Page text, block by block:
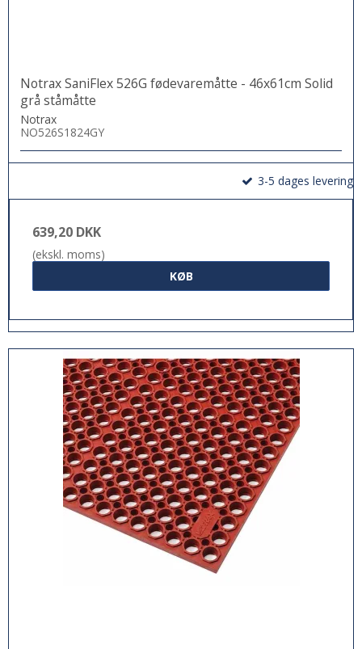
Notrax SaniFlex 526G fødevaremåtte - 46x61cm Solid
grå ståmåtte
Notrax
NO526S1824GY
3-5 dages levering
639,20 DKK
(ekskl. moms)
KØB